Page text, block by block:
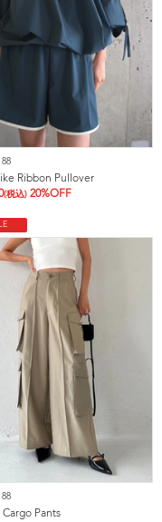
88
Ribbon Pullover
(税込) 20%OFF
88
Cargo Pants